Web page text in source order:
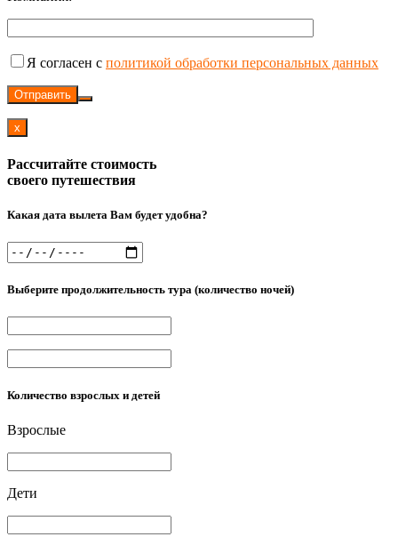
Я согласен с политикой обработки персональных данных
Отправить
x
Рассчитайте стоимость
своего путешествия
Какая дата вылета Вам будет удобна?
Выберите продолжительность тура (количество ночей)
Количество взрослых и детей
Взрослые
Дети